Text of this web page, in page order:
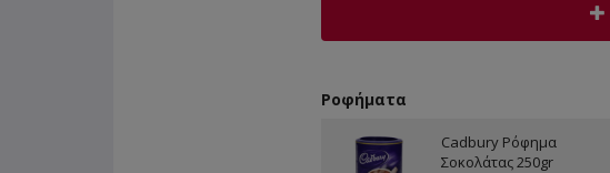
Ροφήματα
Cadbury Ρόφημα
Σοκολάτας 250gr